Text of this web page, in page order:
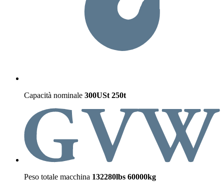
Capacità nominale 300USt 250t
Peso totale macchina 132280lbs 60000kg